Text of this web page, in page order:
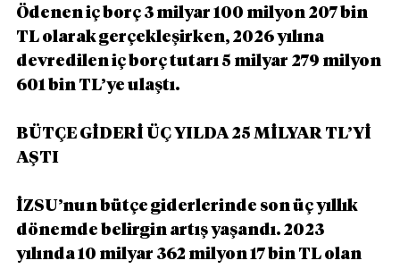
Ödenen iç borç 3 milyar 100 milyon 207 bin
TL olarak gerçekleşirken, 2026 yılına
devredilen iç borç tutarı 5 milyar 279 milyon
601 bin TL’ye ulaştı.
BÜTÇE GİDERİ ÜÇ YILDA 25 MİLYAR TL’Yİ
AŞTI
İZSU’nun bütçe giderlerinde son üç yıllık
dönemde belirgin artış yaşandı. 2023
yılında 10 milyar 362 milyon 17 bin TL olan